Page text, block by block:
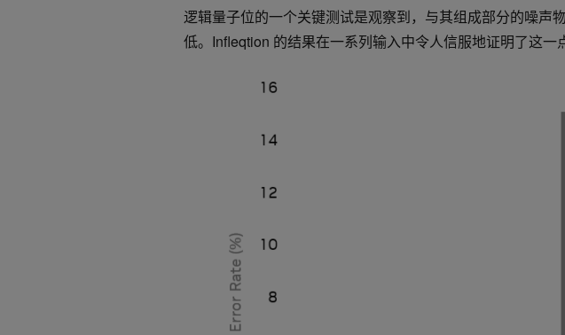
逻辑量子位的一个关键测试是观察到，与其组成部分的噪声
低。Infleqtion 的结果在一系列输入中令人信服地证明了这一